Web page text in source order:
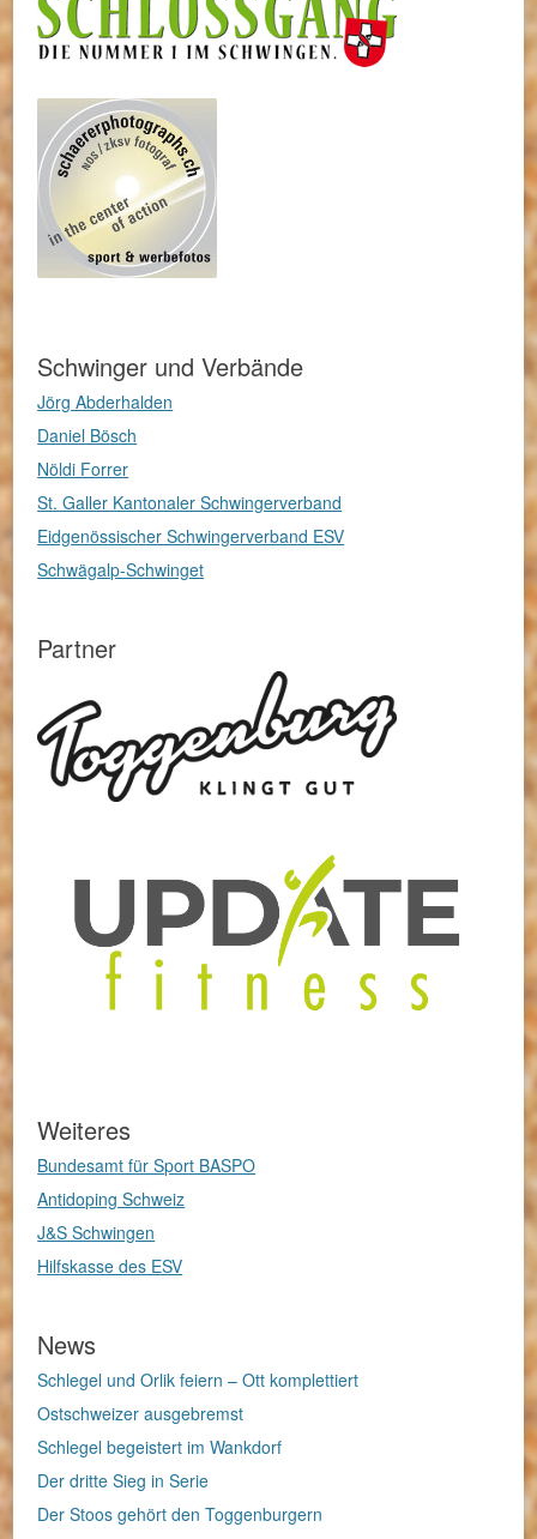
Schwinger und Verbände
Jörg Abderhalden
Daniel Bösch
Nöldi Forrer
St. Galler Kantonaler Schwingerverband
Eidgenössischer Schwingerverband ESV
Schwägalp-Schwinget
Partner
Weiteres
Bundesamt für Sport BASPO
Antidoping Schweiz
J&S Schwingen
Hilfskasse des ESV
News
Schlegel und Orlik feiern – Ott komplettiert
Ostschweizer ausgebremst
Schlegel begeistert im Wankdorf
Der dritte Sieg in Serie
Der Stoos gehört den Toggenburgern